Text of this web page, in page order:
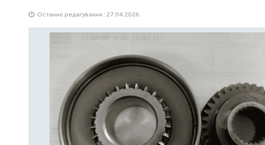
Останнє редагування : 27.04.2026 .